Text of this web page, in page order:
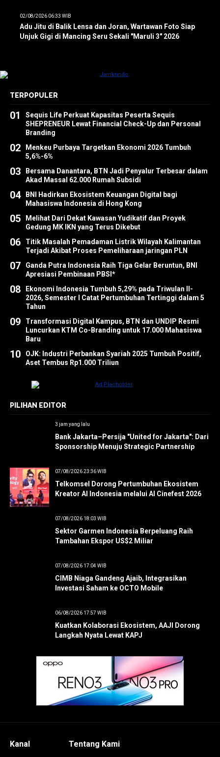
02/08/2026 06:33 WIB
Adu Jitu di Balik Lensa dan Joran, Wartawan Foto Siap
Unjuk Gigi di Mancing Seru Sekali "Maruli 3" 2026
TERPOPULER
01
Sequis Life Perkuat Kapasitas Peserta Sequis
SHEPRENEUR Lewat Financial Check-Up dan Personal
Branding
02
Menkeu Purbaya Targetkan Ekonomi 2026 Tumbuh
5,6%-6%
03
Bersama Danantara, BTN Jadi Penyalur Terbesar dalam
Akad Massal 62.000 Rumah Subsidi
04
BNI Hadirkan Ekosistem Keuangan Digital bagi
Mahasiswa Indonesia di Hong Kong
05
Melihat Dari Dekat Kawasan Yudikatif dan Proyek
Gedung MK IKN yang Terus Dikebut
06
Titik Masalah Pemadaman Listrik Wilayah Kalimantan
Terjadi Akibat Proses Pemeliharaan jaringan PLN
07
Ganda Putra Indonesia Raih Tiga Gelar Beruntun, BNI
Apresiasi Pembinaan PBSI*
08
Ekonomi Indonesia Tumbuh 5,29% pada Triwulan II-
2026, Semester I Catat Pertumbuhan Tertinggi dalam 5
Tahun
09
Transformasi Digital Kampus, BTN dan UNDIP Resmi
Luncurkan KTM Co-Branding untuk 17.000 Mahasiswa
Baru
10
OJK: Industri Perbankan Syariah 2025 Tumbuh Positif,
Aset Tembus Rp1.000 Triliun
PILIHAN EDITOR
3 jam yang lalu
Bank Jakarta–Persija "United for Jakarta": Dari
Sponsorship Menuju Strategic Partnership
07/08/2026 23:36 WIB
Telkomsel Dorong Pertumbuhan Ekosistem
Kreator AI Indonesia melalui AI Cinefest 2026
07/08/2026 18:03 WIB
Sektor Garmen Indonesia Berpeluang Raih
Tambahan Ekspor US$2 Miliar
07/08/2026 17:04 WIB
CIMB Niaga Gandeng Ajaib, Integrasikan
Investasi Saham ke OCTO Mobile
06/08/2026 17:57 WIB
Kuatkan Kolaborasi Ekosistem, AAJI Dorong
Langkah Nyata Lewat KAPJ
Kanal Tentang Kami